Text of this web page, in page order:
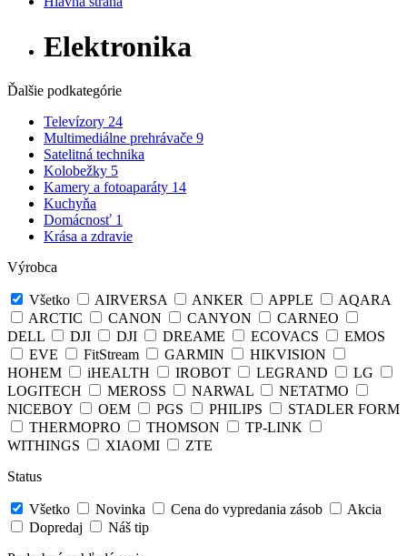
Elektronika
Ďalšie podkategórie
Televízory 24
Multimediálne prehrávače 9
Satelitná technika
Kolobežky 5
Kamery a fotoaparáty 14
Kuchyňa
Domácnosť 1
Krása a zdravie
Výrobca
Všetko AIRVERSA ANKER APPLE
AQARA
ARCTIC
CANON CANYON
CARNEO
DELL
DJI DJI DREAME ECOVACS
EMOS
EVE
FitStream GARMIN
HIKVISION
HOHEM
iHEALTH IROBOT LEGRAND
LG
LOGITECH
MEROSS NARWAL
NETATMO
NICEBOY
OEM PGS PHILIPS
STADLER FORM
THERMOPRO
THOMSON
TP-LINK
WITHINGS
XIAOMI
ZTE
Status
Všetko Novinka Cena do vypredania zásob
Akcia
Dopredaj
Náš tip